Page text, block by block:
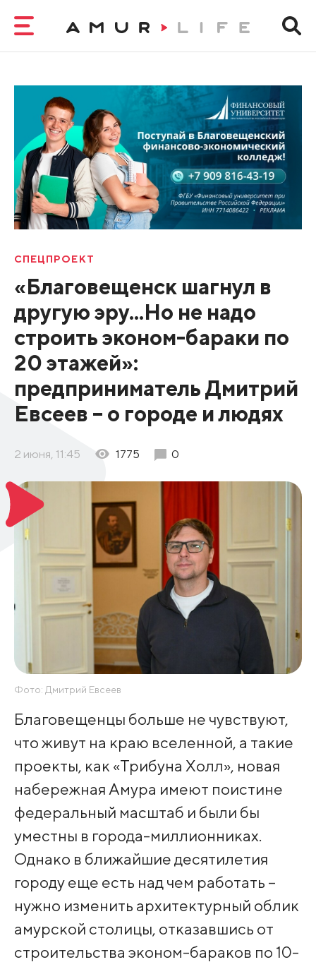
СПЕЦПРОЕКТ
«Благовещенск шагнул в
другую эру...Но не надо
строить эконом-бараки по
20 этажей»:
предприниматель Дмитрий
Евсеев – о городе и людях
2 июня, 11:45 1775 0
Фото: Дмитрий Евсеев
Благовещенцы больше не чувствуют,
что живут на краю вселенной, а такие
проекты, как «Трибуна Холл», новая
набережная Амура имеют поистине
федеральный масштаб и были бы
уместны в города-миллионниках.
Однако в ближайшие десятилетия
городу еще есть над чем работать –
нужно изменить архитектурный облик
амурской столицы, отказавшись от
строительства эконом-бараков по 10-